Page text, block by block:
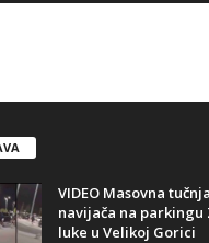
VIDEO Masovna
navijača na parkingu
luke u Velikoj Gorici